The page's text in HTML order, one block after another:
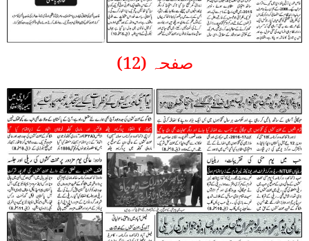
صفحہ (12)